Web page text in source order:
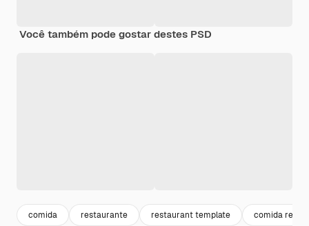
Você também pode gostar destes PSD
comida restaurante restaurant template comida